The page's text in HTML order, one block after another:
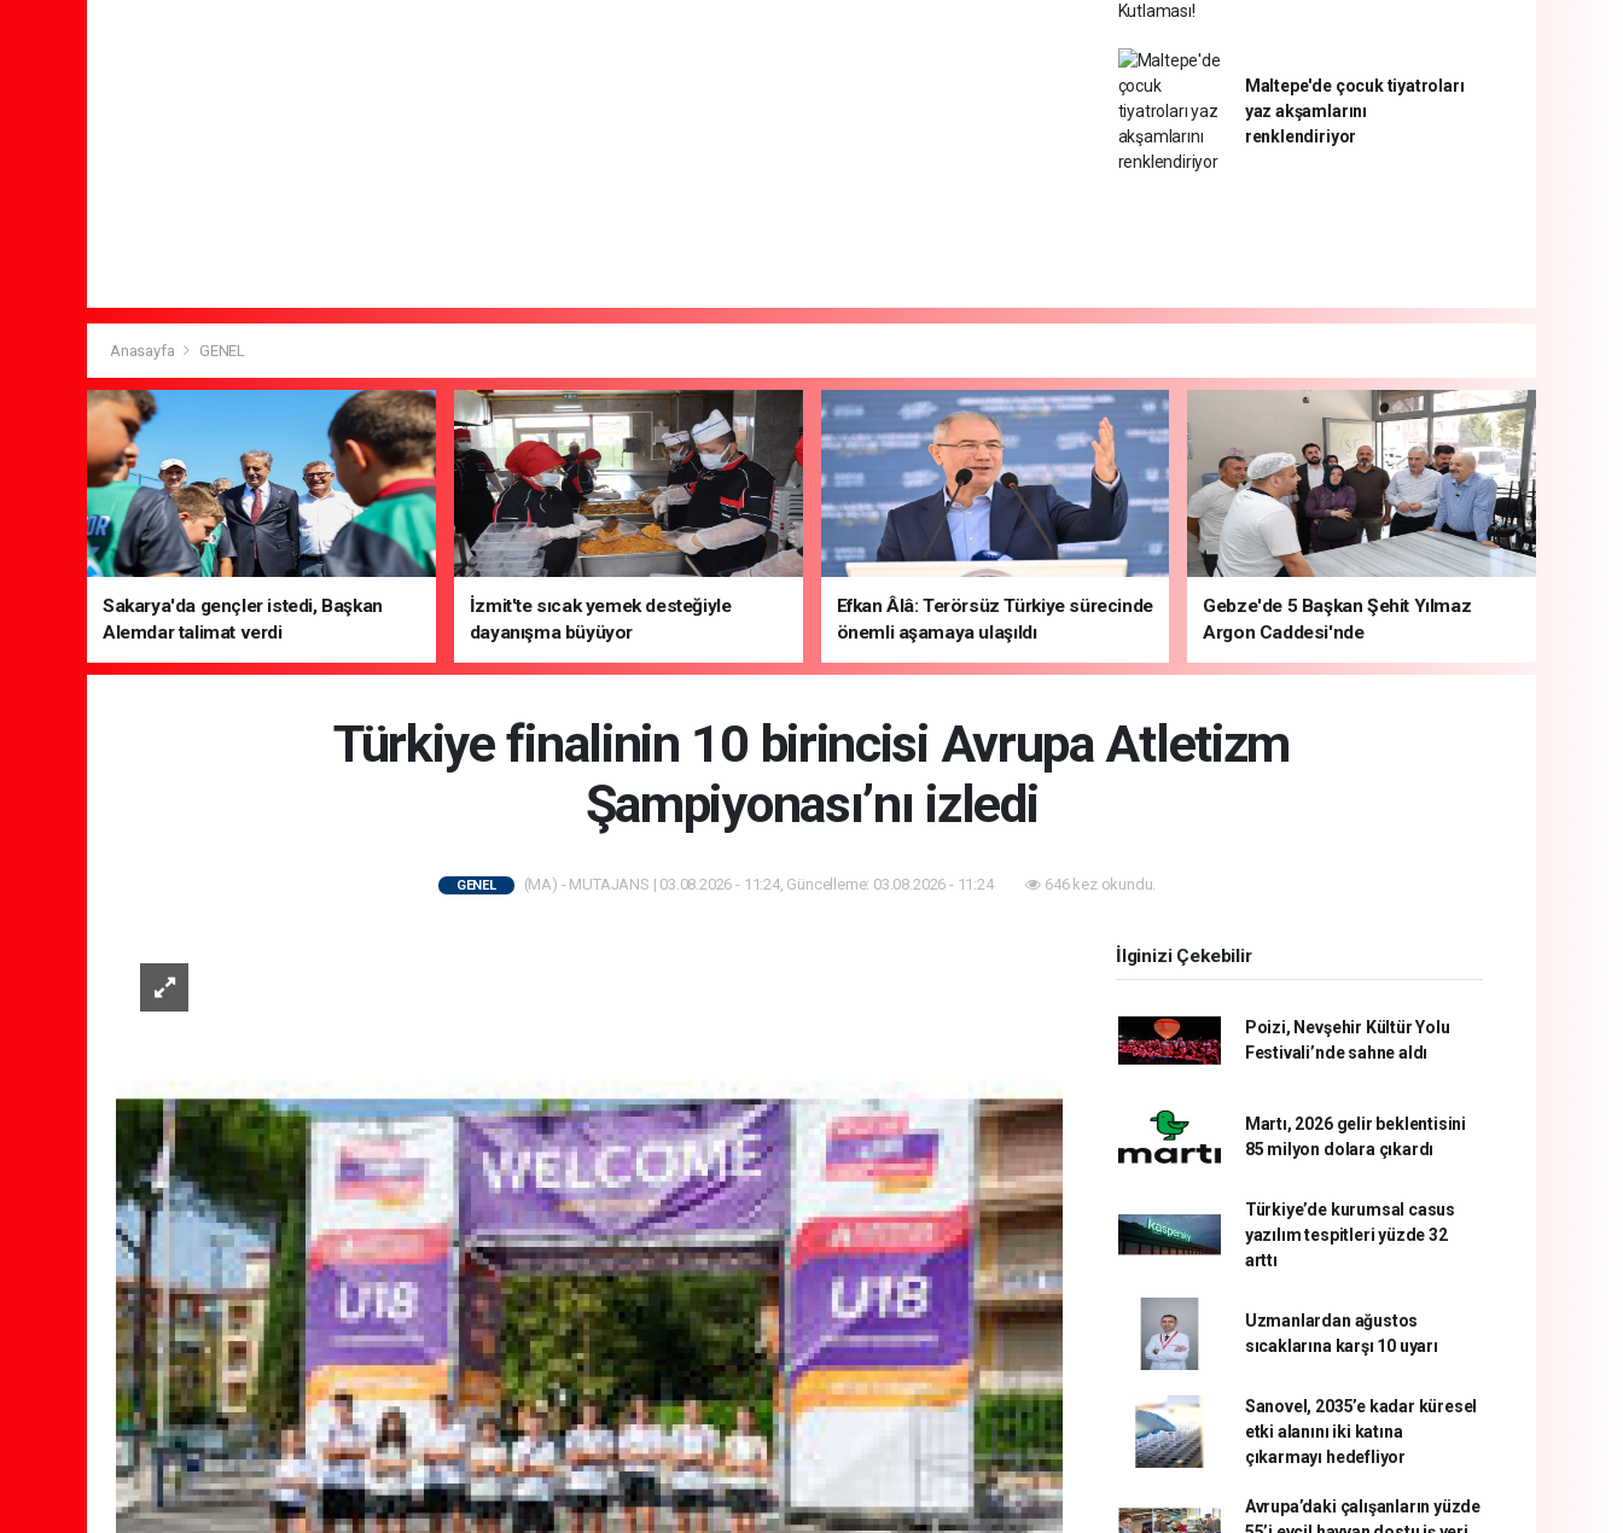
Maltepe'de çocuk tiyatroları
yaz akşamlarını
renklendiriyor
Anasayfa GENEL
Sakarya'da gençler istedi, Başkan
Alemdar talimat verdi
İzmit'te sıcak yemek desteğiyle
dayanışma büyüyor
Efkan Âlâ: Terörsüz Türkiye sürecinde
önemli aşamaya ulaşıldı
Gebze'de 5 Başkan Şehit Yılmaz
Argon Caddesi'nde
Türkiye finalinin 10 birincisi Avrupa Atletizm
Şampiyonası’nı izledi
GENEL (MA) - MUTAJANS | 03.08.2026 - 11:24, Güncelleme: 03.08.2026 - 11:24 646 kez okundu.
İlginizi Çekebilir
Poizi, Nevşehir Kültür Yolu
Festivali’nde sahne aldı
Martı, 2026 gelir beklentisini
85 milyon dolara çıkardı
Türkiye’de kurumsal casus
yazılım tespitleri yüzde 32
arttı
Uzmanlardan ağustos
sıcaklarına karşı 10 uyarı
Sanovel, 2035’e kadar küresel
etki alanını iki katına
çıkarmayı hedefliyor
Avrupa’daki çalışanların yüzde